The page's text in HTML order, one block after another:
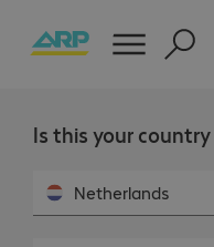
Is this your
Netherlands